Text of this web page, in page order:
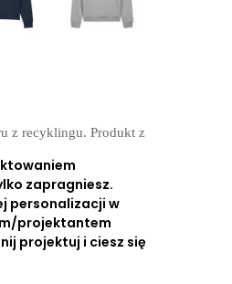
z recyklingu. Produkt z
zapragniesz.
personalizacji w
projektantem
projektuj i ciesz się